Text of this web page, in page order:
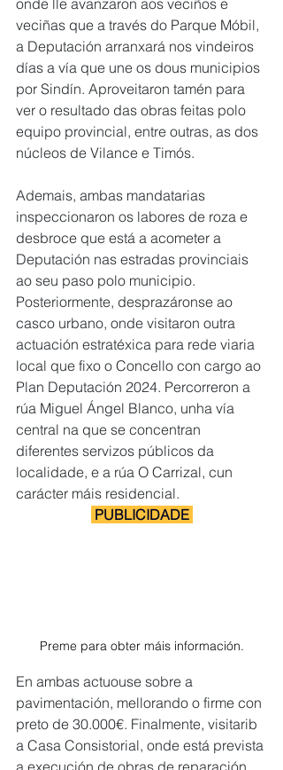
onde lle avanzaron aos veciños e
veciñas que a través do Parque Móbil,
a Deputación arranxará nos vindeiros
días a vía que une os dous municipios
por Sindín. Aproveitaron tamén para
ver o resultado das obras feitas polo
equipo provincial, entre outras, as dos
núcleos de Vilance e Timós.
Ademais, ambas mandatarias
inspeccionaron os labores de roza e
desbroce que está a acometer a
Deputación nas estradas provinciais
ao seu paso polo municipio.
Posteriormente, desprazáronse ao
casco urbano, onde visitaron outra
actuación estratéxica para rede viaria
local que fixo o Concello con cargo ao
Plan Deputación 2024. Percorreron a
rúa Miguel Ángel Blanco, unha vía
central na que se concentran
diferentes servizos públicos da
localidade, e a rúa O Carrizal, cun
carácter máis residencial.
PUBLICIDADE
Preme para obter máis información.
En ambas actuouse sobre a
pavimentación, mellorando o firme con
preto de 30.000€. Finalmente, visitarib
a Casa Consistorial, onde está prevista